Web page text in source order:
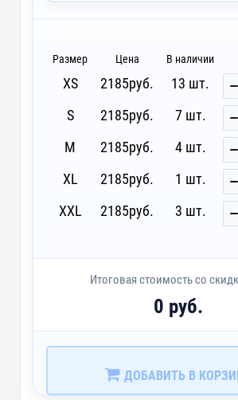
D3 - Шелкография с трансфером (5
custm - Лейблы и шильды
Размер Цена В наличии
XS 2185руб.
13 шт.
S
2185руб.
7 шт.
M
2185руб.
4 шт.
XL
2185руб.
1 шт.
XXL
2185руб. 3 шт.
Итоговая стоимость со
0 руб.
ДОБАВИТЬ В